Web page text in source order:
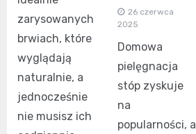
zarysowanych
brwiach, które
wyglądają
naturalnie, a
jednocześnie
nie musisz ich
26 czerwca
2025
Domowa
pielęgnacja
stóp zyskuje
na
popularności, a